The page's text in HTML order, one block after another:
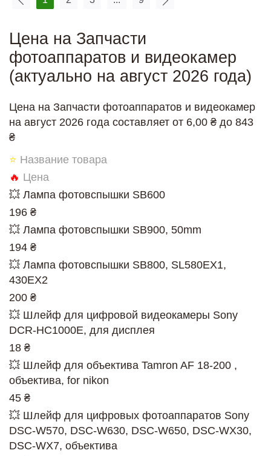
Цена на Запчасти
фотоаппаратов и видеокамер
(актуально на август 2026 года)
Цена на Запчасти фотоаппаратов и видеокамер
на август 2026 года составляет от 6,00 ₴ до 843
₴
⭐ Название товара
🔥 Цена
💥 Лампа фотовспышки SB600
196 ₴
💥 Лампа фотовспышки SB900, 50mm
194 ₴
💥 Лампа фотовспышки SB800, SL580EX1,
430EX2
200 ₴
💥 Шлейф для цифровой видеокамеры Sony
DCR-HC1000E, для дисплея
18 ₴
💥 Шлейф для объектива Tamron AF 18-200 ,
объектива, for nikon
45 ₴
💥 Шлейф для цифровых фотоаппаратов Sony
DSC-W570, DSC-W630, DSC-W650, DSC-WX30,
DSC-WX7, объектива